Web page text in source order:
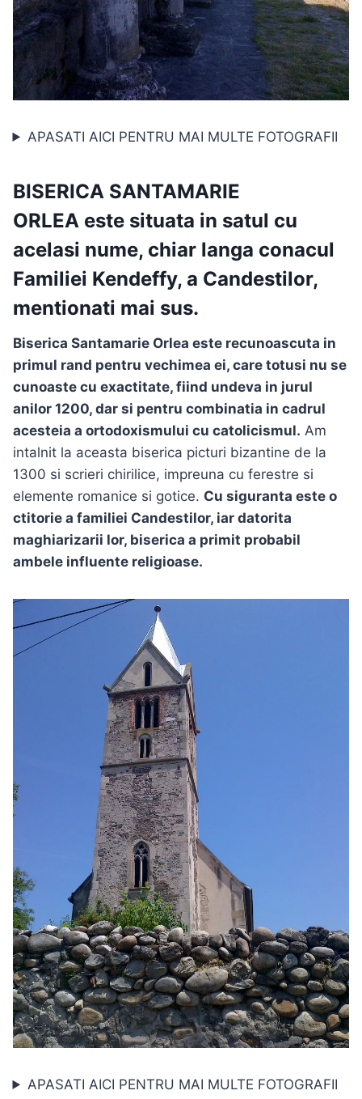
APASATI AICI PENTRU MAI MULTE FOTOGRAFII
BISERICA SANTAMARIE
ORLEAeste situata in satul cu
acelasi nume, chiar langa conacul
Familiei Kendeffy, a Candestilor,
mentionati mai sus.
Biserica Santamarie Orlea este recunoascuta in
primul rand pentru vechimea ei, care totusi nu se
cunoaste cu exactitate, fiind undeva in jurul
anilor 1200, dar si pentru combinatia in cadrul
acesteia a ortodoxismului cu catolicismul. Am
intalnit la aceasta biserica picturi bizantine de la
1300 si scrieri chirilice, impreuna cu ferestre si
elemente romanice si gotice. Cu siguranta este o
ctitorie a familiei Candestilor, iar datorita
maghiarizarii lor, biserica a primit probabil
ambele influente religioase.
APASATI AICI PENTRU MAI MULTE FOTOGRAFII